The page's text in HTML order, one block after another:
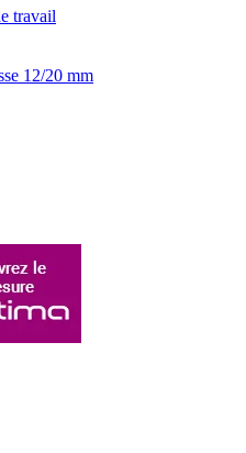
travail
12/20 mm